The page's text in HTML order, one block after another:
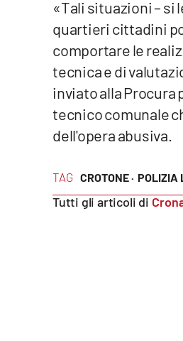
Vibo Valentia
Reggio Calabria
Lamezia Terme
TAG CROTONE · POLIZIA
Tutti gli articoli di
«Tali situazioni – si
quartieri cittadini
comportare le
tecnica e di
inviato alla Procura
tecnico comunale
dell'opera abusiva.